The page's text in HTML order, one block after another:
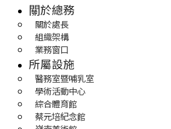
關於總務
關於處長
組織架構
業務窗口
所屬設施
醫務室暨哺乳室
學術活動中心
綜合體育館
蔡元培紀念館